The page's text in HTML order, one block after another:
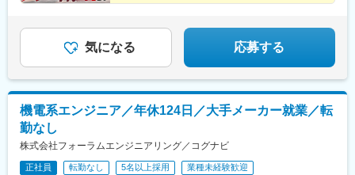
気になる 応募する
機電系エンジニア／年休124日／大手メーカー就業／転
勤なし
株式会社フォーラムエンジニアリング／コグナビ
正社員 転勤なし 5名以上採用 業種未経験歓迎